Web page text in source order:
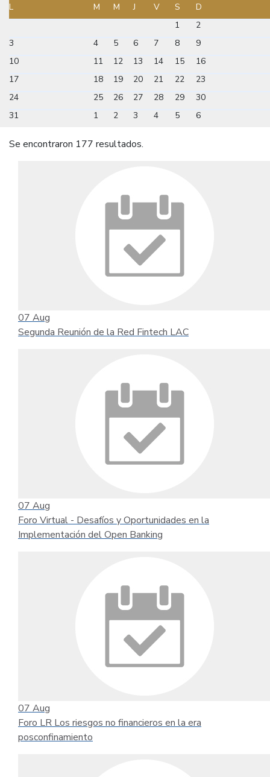
L M M J V S
D
1
2
3
4 5 6 7 8
9
10
11 12 13 14 15
16
17
18 19 20 21 22
23
24
25 26 27 28 29
30
31
1 2 3 4 5 6
Se encontraron 177 resultados.
07 Aug
Segunda Reunión de la Red Fintech LAC
07 Aug
Foro Virtual - Desafíos y Oportunidades en la
Implementación del Open Banking
07 Aug
Foro LR Los riesgos no financieros en la era
posconfinamiento